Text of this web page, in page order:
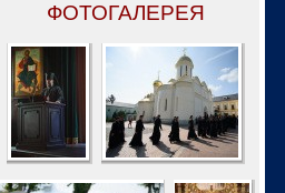
ФОТОГАЛЕРЕЯ